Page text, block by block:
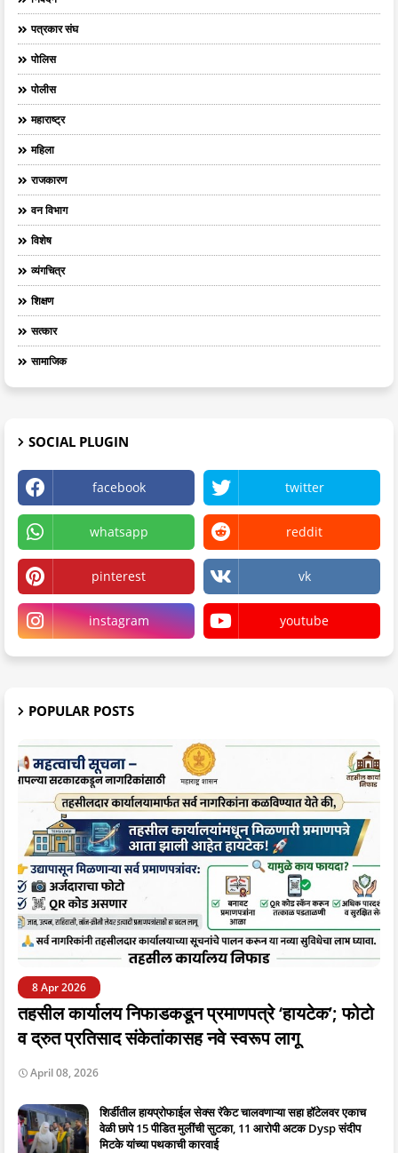
पत्रकार संघ
पोलिस
पोलीस
महाराष्ट्र
महिला
राजकारण
वन विभाग
विशेष
व्यंगचित्र
शिक्षण
सत्कार
सामाजिक
SOCIAL PLUGIN
facebook twitter
whatsapp reddit
pinterest vk
instagram youtube
POPULAR POSTS
8 Apr 2026
तहसील कार्यालय निफाडकडून प्रमाणपत्रे ‘हायटेक’; फोटो
व द्रुत प्रतिसाद संकेतांकासह नवे स्वरूप लागू
April 08, 2026
शिर्डीतील हायप्रोफाईल सेक्स रॅकेट चालवणाऱ्या सहा हॉटेलवर एकाच
वेळी छापे 15 पीडित मुलींची सुटका, 11 आरोपी अटक Dysp संदीप
मिटके यांच्या पथकाची कारवाई